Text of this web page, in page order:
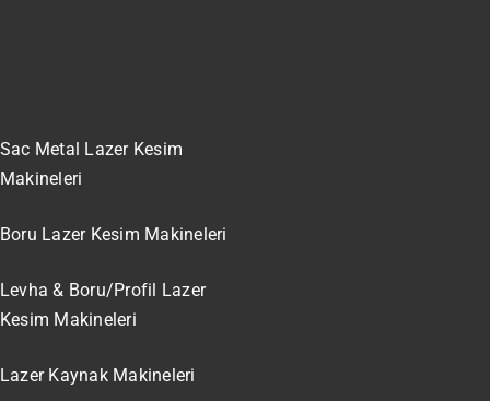
Sac Metal Lazer Kesim
Makineleri
Boru Lazer Kesim Makineleri
Levha & Boru/Profil Lazer
Kesim Makineleri
Lazer Kaynak Makineleri